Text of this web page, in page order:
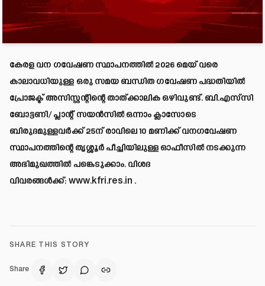
കേരള വന ഗവേഷണ സ്ഥാപനത്തിൽ 2026 മെയ് വരെ
കാലാവധിയുള്ള ഒരു സമയ ബന്ധിത ഗവേഷണ പദ്ധതിയിൽ
പ്രോജക്ട് അസിസ്റ്റന്റിന്റെ താത്ക്കാലിക ഒഴിവുണ്ട്. ബി.എസ്‌സി
ബോട്ടണി/ പ്ലാന്റ് സയൻസിൽ ഒന്നാം ക്ലാസോടെ
ബിരുദമുള്ളവർക്ക് 25ന് രാവിലെ 10 മണിക്ക് വനഗവേഷണ
സ്ഥാപനത്തിന്റെ തൃശ്ശൂർ പീച്ചിയിലുള്ള ഓഫീസിൽ നടക്കുന്ന
അഭിമുഖത്തിൽ പങ്കെടുക്കാം. വിശദ
വിവരങ്ങൾക്ക്: www.kfri.res.in .
SHARE THIS STORY
Share